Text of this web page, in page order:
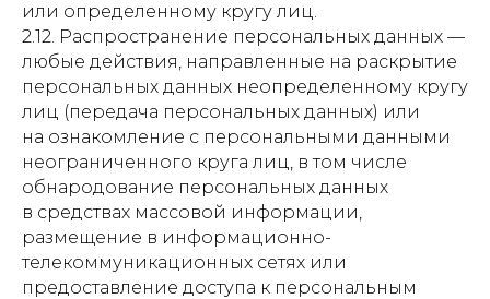
или определенному кругу лиц.
2.12. Распространение персональных данных —
любые действия, направленные на раскрытие
персональных данных неопределенному кругу
лиц (передача персональных данных) или
на ознакомление с персональными данными
неограниченного круга лиц, в том числе
обнародование персональных данных
в средствах массовой информации,
размещение в информационно-
телекоммуникационных сетях или
предоставление доступа к персональным